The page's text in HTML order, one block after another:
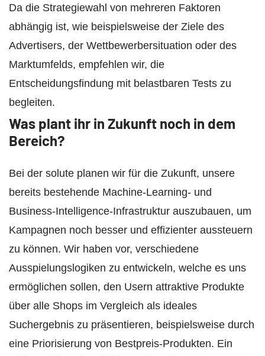
Da die Strategiewahl von mehreren Faktoren
abhängig ist, wie beispielsweise der Ziele des
Advertisers, der Wettbewerbersituation oder des
Marktumfelds, empfehlen wir, die
Entscheidungsfindung mit belastbaren Tests zu
begleiten.
Was plant ihr in Zukunft noch in dem
Bereich?
Bei der solute planen wir für die Zukunft, unsere
bereits bestehende Machine-Learning- und
Business-Intelligence-Infrastruktur auszubauen, um
Kampagnen noch besser und effizienter aussteuern
zu können. Wir haben vor, verschiedene
Ausspielungslogiken zu entwickeln, welche es uns
ermöglichen sollen, den Usern attraktive Produkte
über alle Shops im Vergleich als ideales
Suchergebnis zu präsentieren, beispielsweise durch
eine Priorisierung von Bestpreis-Produkten. Ein